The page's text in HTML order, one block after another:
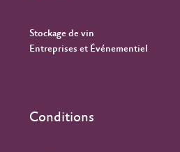
Stockage de vin
Entreprises et Événementiel
Conditions